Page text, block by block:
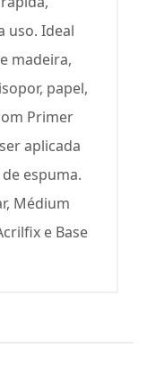
uso. Ideal
madeira,
papel,
Primer
aplicada
espuma.
Médium
e Base